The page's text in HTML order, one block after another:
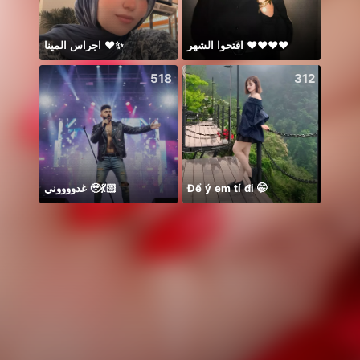
اجراس المينا ❤️✨ افتحوا الشهر ❤️❤️❤️❤️
518
غدووووني 🥹💃🏻
312
Để ý em tí đi 🤭